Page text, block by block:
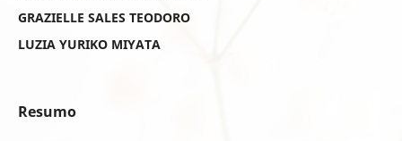
GRAZIELLE SALES TEODORO
LUZIA YURIKO MIYATA
Resumo